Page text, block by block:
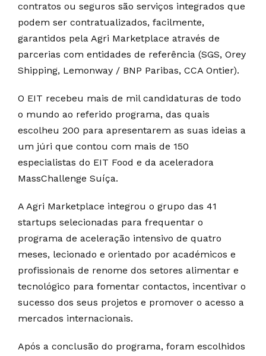
contratos ou seguros são serviços integrados que
podem ser contratualizados, facilmente,
garantidos pela Agri Marketplace através de
parcerias com entidades de referência (SGS, Orey
Shipping, Lemonway / BNP Paribas, CCA Ontier).
O EIT recebeu mais de mil candidaturas de todo
o mundo ao referido programa, das quais
escolheu 200 para apresentarem as suas ideias a
um júri que contou com mais de 150
especialistas do EIT Food e da aceleradora
MassChallenge Suíça.
A Agri Marketplace integrou o grupo das 41
startups selecionadas para frequentar o
programa de aceleração intensivo de quatro
meses, lecionado e orientado por académicos e
profissionais de renome dos setores alimentar e
tecnológico para fomentar contactos, incentivar o
sucesso dos seus projetos e promover o acesso a
mercados internacionais.
Após a conclusão do programa, foram escolhidos